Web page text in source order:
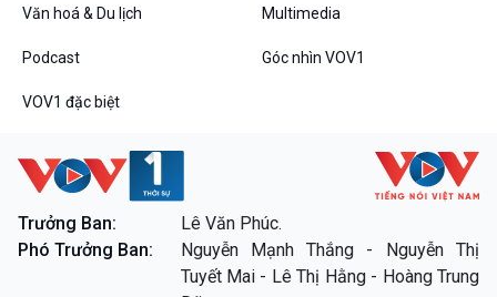
Thanh âm ký sự
Các chương trình đặc biệt
Văn hoá & Du lịch Multimedia
Podcast Góc nhìn VOV1
VOV1 đặc biệt
Trưởng Ban:
Lê Văn Phúc.
Phó Trưởng Ban:
Nguyễn Mạnh Thắng - Nguyễn Thị
Tuyết Mai - Lê Thị Hằng - Hoàng Trung